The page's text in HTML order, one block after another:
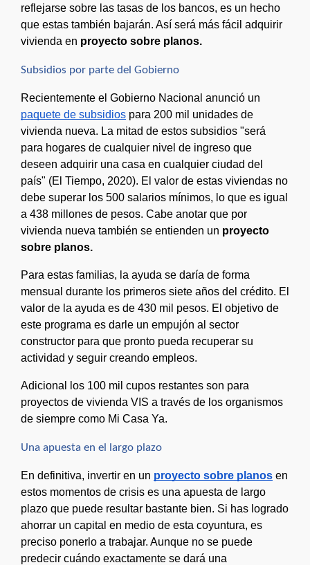
reflejarse sobre las tasas de los bancos, es un hecho
que estas también bajarán. Así será más fácil adquirir
vivienda en proyecto sobre planos.
Subsidios por parte del Gobierno
paquete de subsidios para 200 mil unidades de
vivienda nueva. La mitad de estos subsidios "será
para hogares de cualquier nivel de ingreso que
deseen adquirir una casa en cualquier ciudad del
país" (El Tiempo, 2020). El valor de estas viviendas no
debe superar los 500 salarios mínimos, lo que es igual
a 438 millones de pesos. Cabe anotar que por
vivienda nueva también se entienden un proyecto
sobre planos.
Para estas familias, la ayuda se daría de forma
mensual durante los primeros siete años del crédito. El
valor de la ayuda es de 430 mil pesos. El objetivo de
este programa es darle un empujón al sector
constructor para que pronto pueda recuperar su
actividad y seguir creando empleos.
Adicional los 100 mil cupos restantes son para
proyectos de vivienda VIS a través de los organismos
de siempre como Mi Casa Ya.
Una apuesta en el largo plazo
En definitiva, invertir en un proyecto sobre planos en
estos momentos de crisis es una apuesta de largo
plazo que puede resultar bastante bien. Si has logrado
ahorrar un capital en medio de esta coyuntura, es
preciso ponerlo a trabajar. Aunque no se puede
predecir cuándo exactamente se dará una